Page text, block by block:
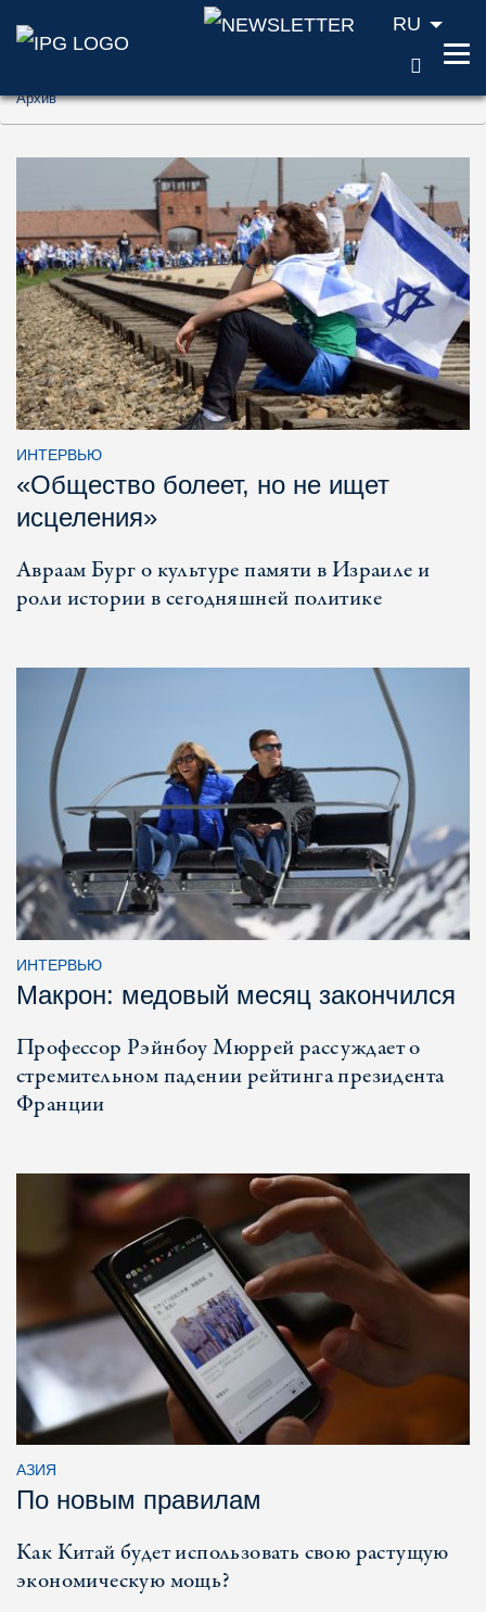
Перейти к содержанию (ключ доступа
Перейти к поиску (ключ доступа '2')
Перейти к навигации (ключ доступа '3')
RU
Архив
ИНТЕРВЬЮ
«Общество болеет, но не ищет
исцеления»
Авраам Бург о культуре памяти в Израиле и
роли истории в сегодняшней политике
ИНТЕРВЬЮ
Макрон: медовый месяц закончился
Профессор Рэйнбоу Мюррей рассуждает о
стремительном падении рейтинга президента
Франции
АЗИЯ
По новым правилам
Как Китай будет использовать свою растущую
экономическую мощь?